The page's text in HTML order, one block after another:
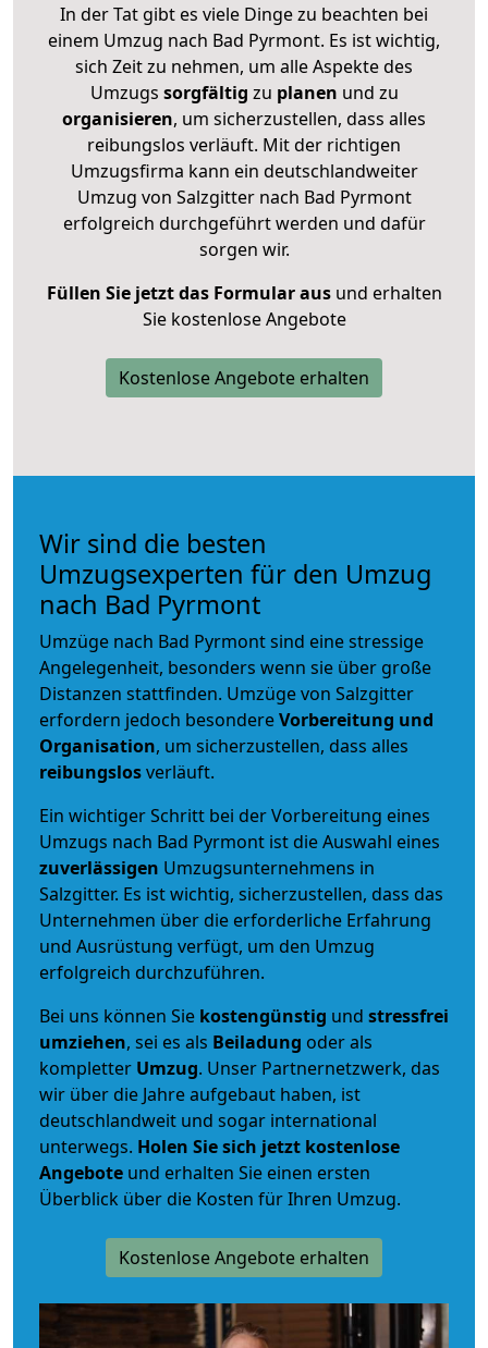
In der Tat gibt es viele Dinge zu beachten bei
einem Umzug nach Bad Pyrmont. Es ist wichtig,
sich Zeit zu nehmen, um alle Aspekte des
Umzugs sorgfältig zu planen und zu
organisieren, um sicherzustellen, dass alles
reibungslos verläuft. Mit der richtigen
Umzugsfirma kann ein deutschlandweiter
Umzug von Salzgitter nach Bad Pyrmont
erfolgreich durchgeführt werden und dafür
sorgen wir.
Füllen Sie jetzt das Formular ausund erhalten
Sie kostenlose Angebote
Kostenlose Angebote erhalten
Wir sind die besten
Umzugsexperten für den Umzug
nach Bad Pyrmont
Umzüge nach Bad Pyrmont sind eine stressige
Angelegenheit, besonders wenn sie über große
Distanzen stattfinden. Umzüge von Salzgitter
erfordern jedoch besondereVorbereitung und
Organisation, um sicherzustellen, dass alles
reibungslosverläuft.
Ein wichtiger Schritt bei der Vorbereitung eines
Umzugs nach Bad Pyrmont ist die Auswahl eines
zuverlässigen Umzugsunternehmens in
Salzgitter. Es ist wichtig, sicherzustellen, dass das
Unternehmen über die erforderliche Erfahrung
und Ausrüstung verfügt, um den Umzug
erfolgreich durchzuführen.
Bei uns können Sie kostengünstig und stressfrei
umziehen, sei es als Beiladung oder als
kompletter Umzug. Unser Partnernetzwerk, das
wir über die Jahre aufgebaut haben, ist
deutschlandweit und sogar international
unterwegs. Holen Sie sich jetzt kostenlose
Angebote und erhalten Sie einen ersten
Überblick über die Kosten für Ihren Umzug.
Kostenlose Angebote erhalten